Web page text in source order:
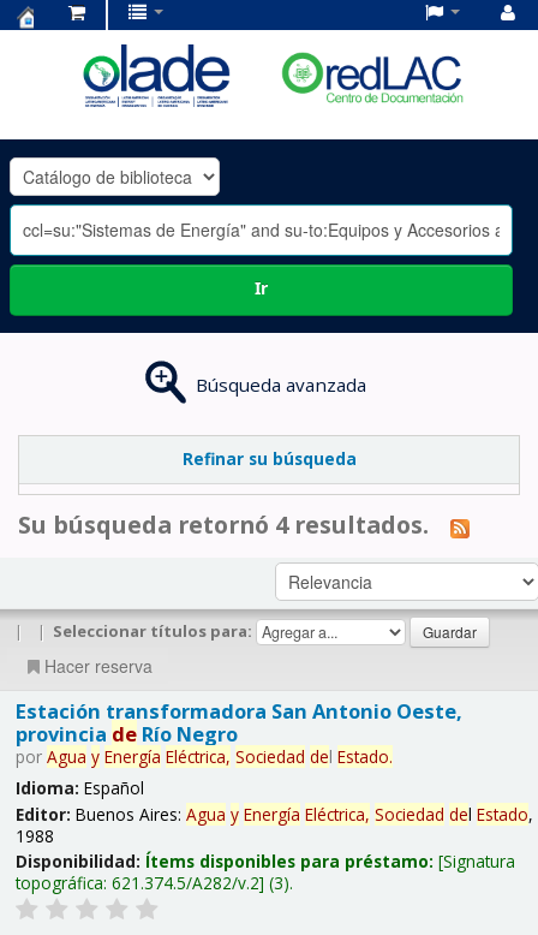
OLADE
-
Ir
Búsqueda avanzada
Refinar su búsqueda
Su búsqueda retornó 4 resultados.
| | Seleccionar títulos para:
Hacer reserva
Estación transformadora San Antonio Oeste,
provincia deRío Negro
por Agua y Energía Eléctrica, Sociedad del Estado.
Idioma: Español
Editor: Buenos Aires: Agua y Energía Eléctrica, Sociedad del Estado,
1988
Disponibilidad: Ítems disponibles para préstamo: Signatura
topográfica: 621.374.5/A282/v.2 (3).